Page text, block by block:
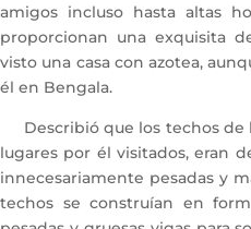
amigos incluso hasta altas
proporcionan una exquisita
visto una casa con azotea,
él en Bengala.
Describió que los techos de
lugares por él visitados, eran
innecesariamente pesadas y
techos se construían en